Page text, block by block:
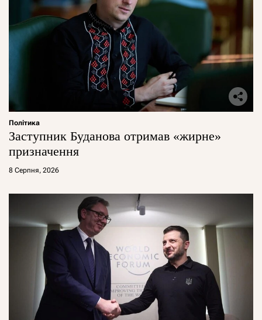
Політика
Заступник Буданова отримав «жирне»
призначення
8 Серпня, 2026